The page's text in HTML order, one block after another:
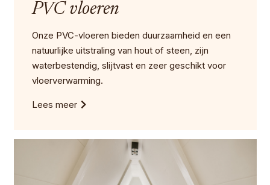
PVC vloeren
Onze PVC-vloeren bieden duurzaamheid en een
natuurlijke uitstraling van hout of steen, zijn
waterbestendig, slijtvast en zeer geschikt voor
vloerverwarming.
Lees meer